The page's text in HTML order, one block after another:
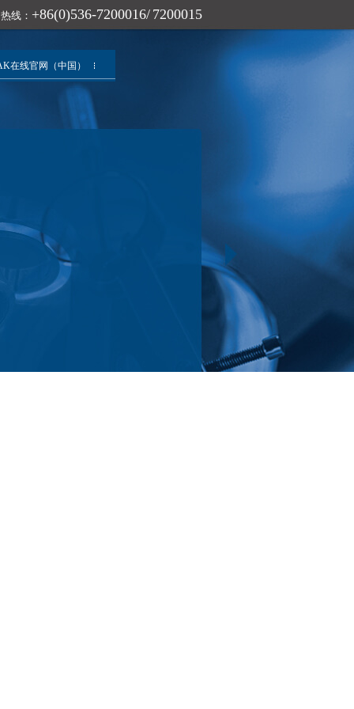
线： +86(0)536-7200016/ 7200015
在线官网（中国）